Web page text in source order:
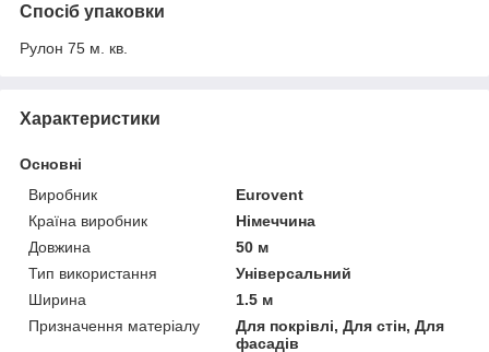
Спосіб упаковки
Рулон 75 м. кв.
Характеристики
Основні
Виробник
Eurovent
Країна виробник
Німеччина
Довжина
50 м
Тип використання
Універсальний
Ширина
1.5 м
Призначення матеріалу
Для покрівлі, Для стін, Для
фасадів